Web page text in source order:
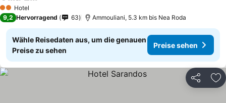
2 Sterne
Hotel
9,2 Hervorragend 63 Ammouliani, 5.3 km bis Nea Roda
Wähle Reisedaten aus, um die genauen
Preise zu sehen
Preise sehen
Teilen